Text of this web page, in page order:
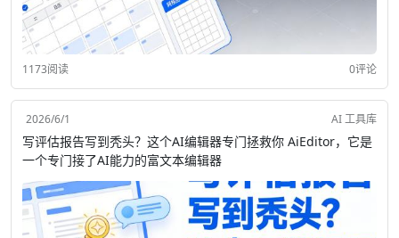
1173阅读 0评论
2026/6/1 AI 工具库
写评估报告写到秃头？这个AI编辑器专门拯救你 AiEditor，它是
一个专门接了AI能力的富文本编辑器